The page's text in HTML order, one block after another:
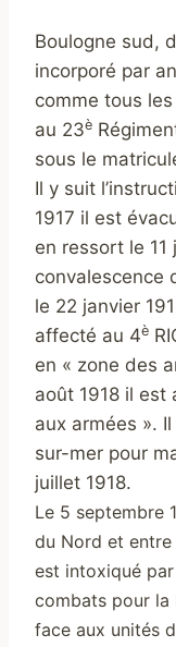
Boulogne sud,
incorporé par
comme tous
au 23è
sous le
Il y suit
1917 il est
en ressort le 11
convalescence
le 22 janvier
affecté au 4è
en « zone des
août 1918 il est
aux armées ».
sur-mer pour
juillet 1918.
Le 5 septembre
du Nord et
est intoxiqué
combats pour la
face aux unités